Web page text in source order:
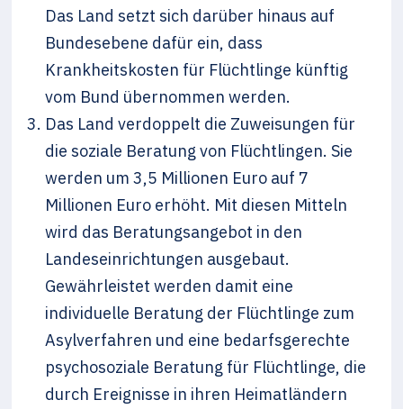
Das Land setzt sich darüber hinaus auf
Bundesebene dafür ein, dass
Krankheitskosten für Flüchtlinge künftig
vom Bund übernommen werden.
Das Land verdoppelt die Zuweisungen für
die soziale Beratung von Flüchtlingen. Sie
werden um 3,5 Millionen Euro auf 7
Millionen Euro erhöht. Mit diesen Mitteln
wird das Beratungsangebot in den
Landeseinrichtungen ausgebaut.
Gewährleistet werden damit eine
individuelle Beratung der Flüchtlinge zum
Asylverfahren und eine bedarfsgerechte
psychosoziale Beratung für Flüchtlinge, die
durch Ereignisse in ihren Heimatländern